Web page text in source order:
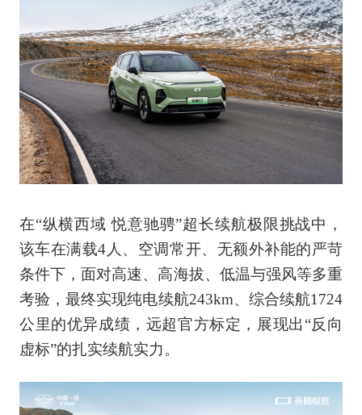
在“纵横西域 悦意驰骋”超长续航极限挑战中，
该车在满载4人、空调常开、无额外补能的严苛
条件下，面对高速、高海拔、低温与强风等多重
考验，最终实现纯电续航243km、综合续航1724
公里的优异成绩，远超官方标定，展现出“反向
虚标”的扎实续航实力。